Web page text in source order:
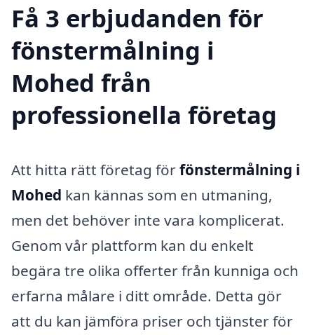
Få 3 erbjudanden för
fönstermålning i
Mohed från
professionella företag
Att hitta rätt företag förfönstermålning i
Mohed kan kännas som en utmaning,
men det behöver inte vara komplicerat.
Genom vår plattform kan du enkelt
begära tre olika offerter från kunniga och
erfarna målare i ditt område. Detta gör
att du kan jämföra priser och tjänster för